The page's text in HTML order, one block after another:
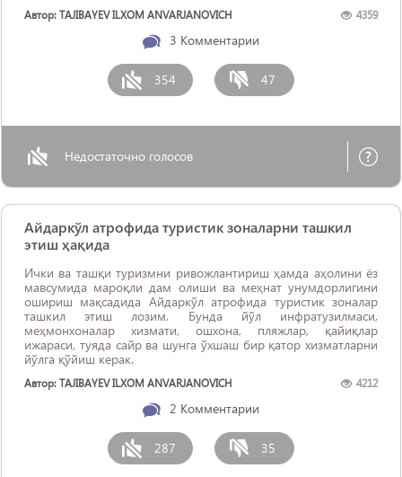
Автор: TAJIBAYEV ILXOM ANVARJANOVICH 4359
3 Комментарии
354 47
Недостаточно голосов
Айдаркўл атрофида туристик зоналарни ташкил
этиш ҳақида
Ички ва ташқи туризмни ривожлантириш ҳамда аҳолини ёз
мавсумида мароқли дам олиши ва меҳнат унумдорлигини
ошириш мақсадида Айдаркўл атрофида туристик зоналар
ташкил этиш лозим. Бунда йўл инфратузилмаси,
меҳмонхоналар хизмати, ошхона, пляжлар, қайиқлар
ижараси, туяда сайр ва шунга ўхшаш бир қатор хизматларни
йўлга қўйиш керак.
Автор: TAJIBAYEV ILXOM ANVARJANOVICH 4212
2 Комментарии
287 35